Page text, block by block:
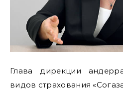
Глава дирекции
видов страхования